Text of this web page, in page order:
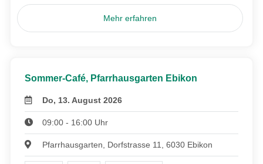
Mehr erfahren
Sommer-Café, Pfarrhausgarten Ebikon
Do, 13. August 2026
09:00 - 16:00 Uhr
Pfarrhausgarten, Dorfstrasse 11, 6030 Ebikon